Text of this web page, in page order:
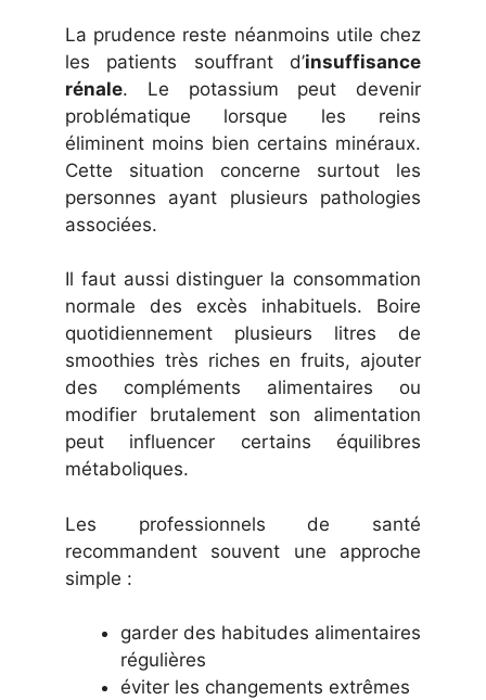
La prudence reste néanmoins utile chez
les patients souffrant d’insuffisance
rénale. Le potassium peut devenir
problématique lorsque les reins
éliminent moins bien certains minéraux.
Cette situation concerne surtout les
personnes ayant plusieurs pathologies
associées.
Il faut aussi distinguer la consommation
normale des excès inhabituels. Boire
quotidiennement plusieurs litres de
smoothies très riches en fruits, ajouter
des compléments alimentaires ou
modifier brutalement son alimentation
peut influencer certains équilibres
métaboliques.
Les professionnels de santé
recommandent souvent une approche
simple :
garder des habitudes alimentaires
régulières
éviter les changements extrêmes